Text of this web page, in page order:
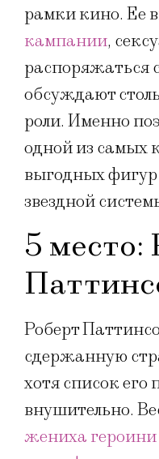
рамки кино. Ее
кампании,
распоряжаться
обсуждают
роли. Именно
одной из самых
выгодных
звездной
5 место:
Роберт
сдержанную
хотя список его
внушительно.
жениха героини